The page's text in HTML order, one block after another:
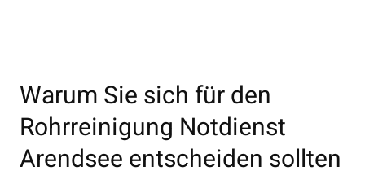
Warum Sie sich für den
Rohrreinigung Notdienst
Arendsee entscheiden sollten